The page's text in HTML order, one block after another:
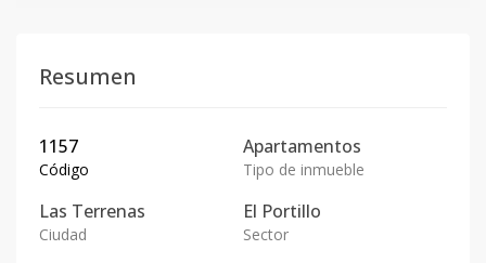
Resumen
1157
Código
Apartamentos
Tipo de inmueble
Las Terrenas
Ciudad
El Portillo
Sector